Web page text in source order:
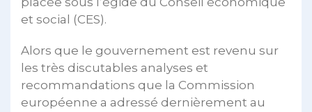
et social (CES).
Alors que le gouvernement est revenu sur
les très discutables analyses et
recommandations que la Commission
européenne a adressé dernièrement au